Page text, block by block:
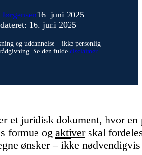
16. juni 2025
16. juni 2025
og uddannelse – ikke personlig
Se den fulde disclaimer.
et juridisk dokument, hvor en
formue og aktiverskal
ønsker – ikke